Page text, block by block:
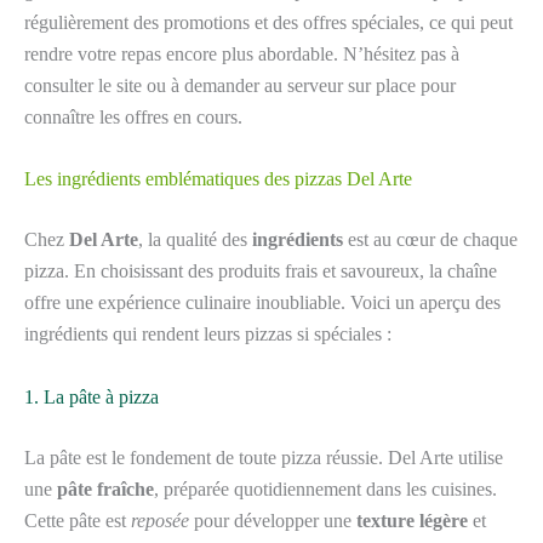
régulièrement des promotions et des offres spéciales, ce qui peut
rendre votre repas encore plus abordable. N’hésitez pas à
consulter le site ou à demander au serveur sur place pour
connaître les offres en cours.
Les ingrédients emblématiques des pizzas Del Arte
Chez Del Arte, la qualité des ingrédients est au cœur de chaque
pizza. En choisissant des produits frais et savoureux, la chaîne
offre une expérience culinaire inoubliable. Voici un aperçu des
ingrédients qui rendent leurs pizzas si spéciales :
1. La pâte à pizza
La pâte est le fondement de toute pizza réussie. Del Arte utilise
une pâte fraîche, préparée quotidiennement dans les cuisines.
Cette pâte est reposée pour développer une texture légère et